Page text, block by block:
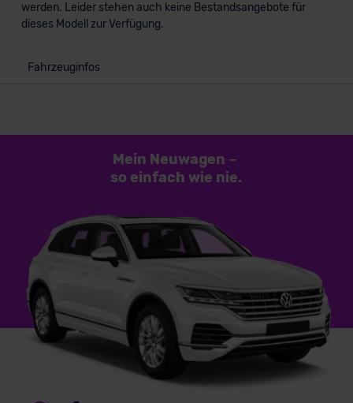
werden. Leider stehen auch keine Bestandsangebote für
dieses Modell zur Verfügung.
Fahrzeuginfos
Mein Neuwagen –
so einfach wie nie.